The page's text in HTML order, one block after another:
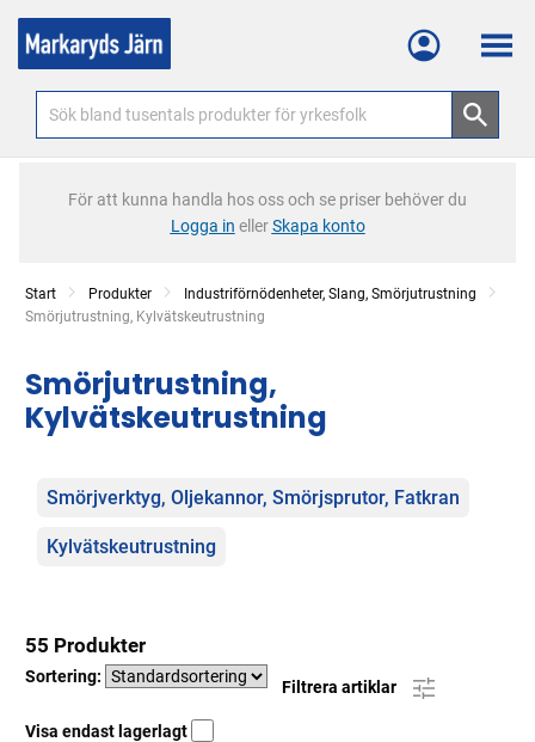
Meny
För att kunna handla hos oss och se priser behöver du
Logga in ellerSkapa konto
Start Produkter
Industriförnödenheter, Slang, Smörjutrustning
Current:
Smörjutrustning, Kylvätskeutrustning
Smörjutrustning,
Kylvätskeutrustning
Kategorier
Smörjverktyg, Oljekannor, Smörjsprutor, Fatkran
Kylvätskeutrustning
55 Produkter
Sortering:
Filtrera artiklar
Visa endast lagerlagt